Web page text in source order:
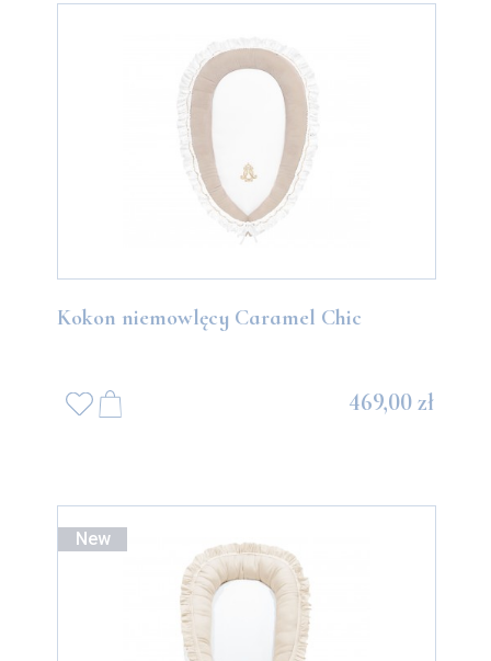
Kokon niemowlęcy Caramel Chic
469,00 zł
New